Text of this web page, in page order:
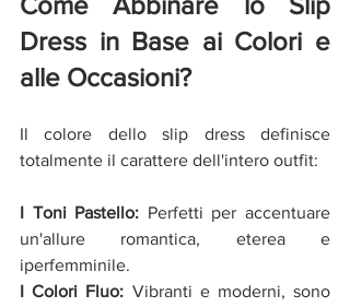
Dress in Base ai Colori e
alle Occasioni?
Il colore dello slip dress definisce
totalmente il carattere dell'intero outfit:
I Toni Pastello: Perfetti per accentuare
un'allure romantica, eterea e
iperfemminile.
I Colori Fluo: Vibranti e moderni, sono